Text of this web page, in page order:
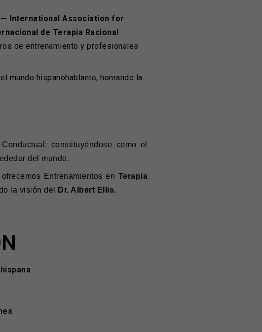
International Association for
de Terapia Racional
de entrenamiento y profesionales
mundo hispanohablante, honrando la
constituyéndose como el
del mundo.
ofrecemos Entrenamientos en Terapia
la visión del Dr. Albert Ellis.